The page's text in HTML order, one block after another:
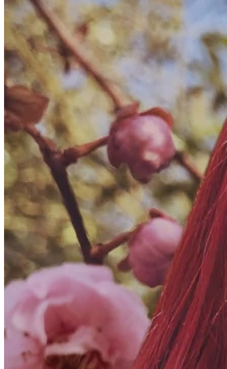
A lefoglalt időpontot
legalább 24 órával korábbanlehet
térítésmentesen lemondani. A 24 órán belül lemondott vagy nem
teljesített időpont esetén a teljes alkalomdíj felszámolásra kerül.